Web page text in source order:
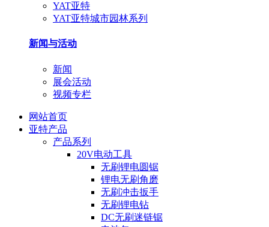
YAT亚特
YAT亚特城市园林系列
新闻与活动
新闻
展会活动
视频专栏
网站首页
亚特产品
产品系列
20V电动工具
无刷锂电圆锯
锂电无刷角磨
无刷冲击扳手
无刷锂电钻
DC无刷迷链锯